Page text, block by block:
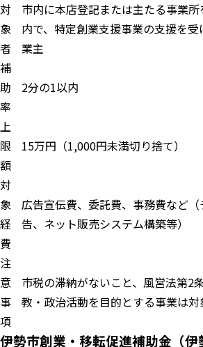
対
象
者
市内に本店登記または主たる事業
内で、特定創業支援事業の支援を
業主
補
助
率
2分の1以内
上
限
額
15万円（1,000円未満切り捨て）
対
象
経
費
広告宣伝費、委託費、事務費など
告、ネット販売システム構築等）
注
意
事
項
市税の滞納がないこと、風営法第2
教・政治活動を目的とする事業は対
伊勢市創業・移転促進補助金（伊